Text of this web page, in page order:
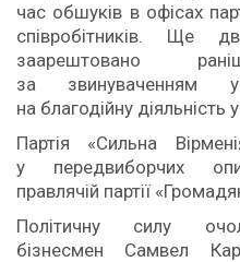
час обшуків в офісах
співробітників. Ще
заарештовано
за звинуваченням
на благодійну діяльність
Партія «Сильна
у передвиборчих
правлячій партії
Політичну силу
бізнесмен Самвел